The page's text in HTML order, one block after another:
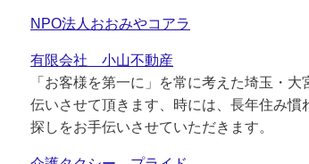
NPO法人おおみやコアラ
有限会社 小山不動産
「お客様を第一に」を常に考えた埼玉・
伝いさせて頂きます、時には、長年住み
探しをお手伝いさせていただきます。